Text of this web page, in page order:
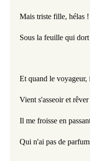
Mais triste fille, hélas
Sous la feuille qui
Et quand le voyageur,
Vient s'asseoir et
Il me froisse en
Qui n'ai pas de